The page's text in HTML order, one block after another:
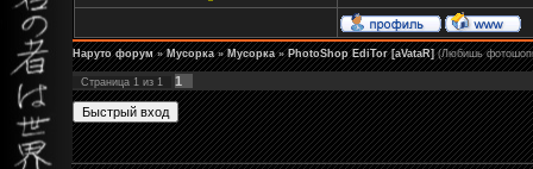
Наруто форум » Мусорка » Мусорка » PhotoShop EdiTor [aVataR] (Любишь
Страница 1 из 1 1